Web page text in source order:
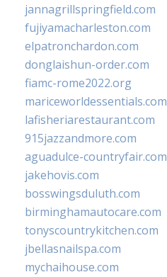
jannagrillspringfield.com
fujiyamacharleston.com
elpatronchardon.com
donglaishun-order.com
fiamc-rome2022.org
mariceworldessentials.com
lafisheriarestaurant.com
915jazzandmore.com
aguadulce-countryfair.com
jakehovis.com
bosswingsduluth.com
birminghamautocare.com
tonyscountrykitchen.com
jbellasnailspa.com
mychaihouse.com